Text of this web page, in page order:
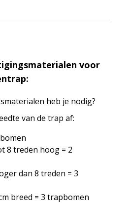
voor
heb je nodig?
van de trap af:
8 treden hoog = 2
dan 8 treden = 3
breed = 3 trapbomen